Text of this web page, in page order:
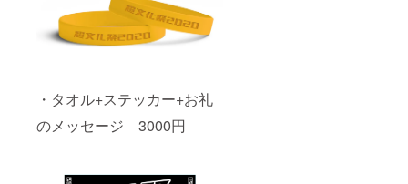
・タオル+ステッカー+お礼
のメッセージ 3000円